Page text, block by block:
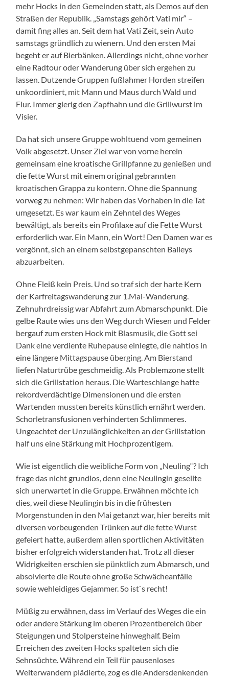
mehr Hocks in den Gemeinden statt, als Demos auf den
Straßen der Republik. „Samstags gehört Vati mir“ –
damit fing alles an. Seit dem hat Vati Zeit, sein Auto
samstags gründlich zu wienern. Und den ersten Mai
begeht er auf Bierbänken. Allerdings nicht, ohne vorher
eine Radtour oder Wanderung über sich ergehen zu
lassen. Dutzende Gruppen fußlahmer Horden streifen
unkoordiniert, mit Mann und Maus durch Wald und
Flur. Immer gierig den Zapfhahn und die Grillwurst im
Visier.
Da hat sich unsere Gruppe wohltuend vom gemeinen
Volk abgesetzt. Unser Ziel war von vorne herein
gemeinsam eine kroatische Grillpfanne zu genießen und
die fette Wurst mit einem original gebrannten
kroatischen Grappa zu kontern. Ohne die Spannung
vorweg zu nehmen: Wir haben das Vorhaben in die Tat
umgesetzt. Es war kaum ein Zehntel des Weges
bewältigt, als bereits ein Profilaxe auf die Fette Wurst
erforderlich war. Ein Mann, ein Wort! Den Damen war es
vergönnt, sich an einem selbstgepanschten Balleys
abzuarbeiten.
Ohne Fleiß kein Preis. Und so traf sich der harte Kern
der Karfreitagswanderung zur 1.Mai-Wanderung.
Zehnuhrdreissig war Abfahrt zum Abmarschpunkt. Die
gelbe Raute wies uns den Weg durch Wiesen und Felder
bergauf zum ersten Hock mit Blasmusik, die Gott sei
Dank eine verdiente Ruhepause einlegte, die nahtlos in
eine längere Mittagspause überging. Am Bierstand
liefen Naturtrübe geschmeidig. Als Problemzone stellt
sich die Grillstation heraus. Die Warteschlange hatte
rekordverdächtige Dimensionen und die ersten
Wartenden mussten bereits künstlich ernährt werden.
Schorletransfusionen verhinderten Schlimmeres.
Ungeachtet der Unzulänglichkeiten an der Grillstation
half uns eine Stärkung mit Hochprozentigem.
Wie ist eigentlich die weibliche Form von „Neuling“? Ich
frage das nicht grundlos, denn eine Neulingin gesellte
sich unerwartet in die Gruppe. Erwähnen möchte ich
dies, weil diese Neulingin bis in die frühesten
Morgenstunden in den Mai getanzt war, hier bereits mit
diversen vorbeugenden Trünken auf die fette Wurst
gefeiert hatte, außerdem allen sportlichen Aktivitäten
bisher erfolgreich widerstanden hat. Trotz all dieser
Widrigkeiten erschien sie pünktlich zum Abmarsch, und
absolvierte die Route ohne große Schwächeanfälle
sowie wehleidiges Gejammer. So ist`s recht!
Müßig zu erwähnen, dass im Verlauf des Weges die ein
oder andere Stärkung im oberen Prozentbereich über
Steigungen und Stolpersteine hinweghalf. Beim
Erreichen des zweiten Hocks spalteten sich die
Sehnsüchte. Während ein Teil für pausenloses
Weiterwandern plädierte, zog es die Andersdenkenden